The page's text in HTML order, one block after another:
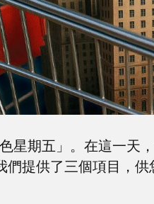
星期五」。在這一天
提供了三個項目，供